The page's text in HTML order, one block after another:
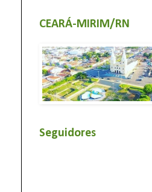
CEARÁ-MIRIM/RN
Seguidores